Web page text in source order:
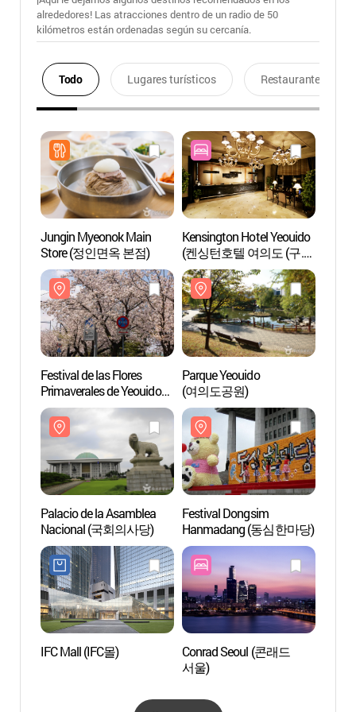
alrededores! Las atracciones dentro de un radio de 50
kilómetros están ordenadas según su cercanía.
Todo Lugares turísticos Restaurantes
Jungin Myeonok Main
Store (정인면옥 본점)
Kensington Hotel Yeouido
(켄싱턴호텔 여의도 (구.
렉싱턴호텔))
Festival de las Flores
Primaverales de Yeouido
en Yeongdeungpo (영등포
여의도 봄꽃축제)
Parque Yeouido
(여의도공원)
Palacio de la Asamblea
Nacional (국회의사당)
Festival Dongsim
Hanmadang (동심한마당)
IFC Mall (IFC몰)
Conrad Seoul (콘래드
서울)